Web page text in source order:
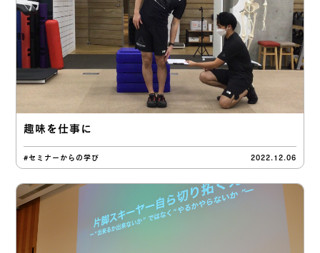
趣味を仕事に
#セミナーからの学び 2022.12.06